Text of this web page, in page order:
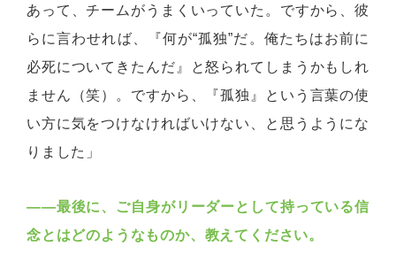
あって、チームがうまくいっていた。ですから、彼
らに言わせれば、『何が“孤独”だ。俺たちはお前に
必死についてきたんだ』と怒られてしまうかもしれ
ません（笑）。ですから、『孤独』という言葉の使
い方に気をつけなければいけない、と思うようにな
りました」
――最後に、ご自身がリーダーとして持っている信
念とはどのようなものか、教えてください。